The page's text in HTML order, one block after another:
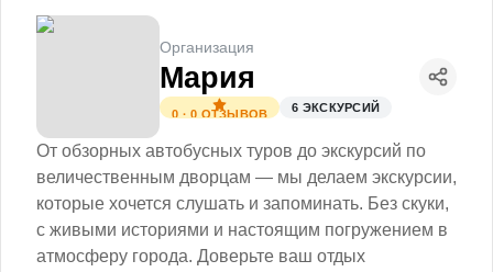
Организация
Мария
0 · 0 ОТЗЫВОВ
6 ЭКСКУРСИЙ
От обзорных автобусных туров до экскурсий по
величественным дворцам — мы делаем экскурсии,
которые хочется слушать и запоминать. Без скуки,
с живыми историями и настоящим погружением в
атмосферу города. Доверьте ваш отдых